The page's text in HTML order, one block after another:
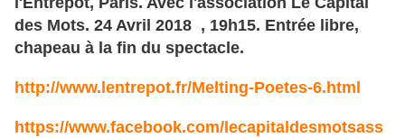
des Mots. 24 Avril 2018 , 19h15. Entrée libre,
chapeau à la fin du spectacle.
http://www.lentrepot.fr/Melting-Poetes-6.html
https://www.facebook.com/lecapitaldesmotsass